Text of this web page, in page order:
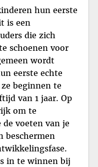
hun eerste
is een
die zich
schoenen voor
wordt
eerste echte
beginnen te
van 1 jaar. Op
om te
voeten van je
beschermen
in te winnen bij